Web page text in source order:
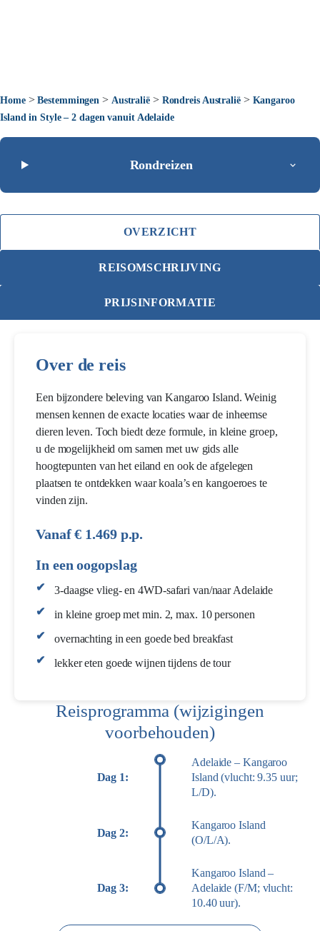
Home>Bestemmingen > Australië> Rondreis Australië> Kangaroo
Island in Style – 2 dagen vanuit Adelaide
Rondreizen
OVERZICHT
REISOMSCHRIJVING
PRIJSINFORMATIE
Over de reis
Een bijzondere beleving van Kangaroo Island. Weinig
mensen kennen de exacte locaties waar de inheemse
dieren leven. Toch biedt deze formule, in kleine groep,
u de mogelijkheid om samen met uw gids alle
hoogtepunten van het eiland en ook de afgelegen
plaatsen te ontdekken waar koala’s en kangoeroes te
vinden zijn.
Vanaf € 1.469 p.p.
In een oogopslag
3-daagse vlieg- en 4WD-safari van/naar Adelaide
in kleine groep met min. 2, max. 10 personen
overnachting in een goede bed breakfast
lekker eten goede wijnen tijdens de tour
Reisprogramma (wijzigingen
voorbehouden)
Dag 1:
Adelaide – Kangaroo
Island (vlucht: 9.35 uur;
L/D).
Dag 2:
Kangaroo Island
(O/L/A).
Dag 3:
Kangaroo Island –
Adelaide (F/M; vlucht:
10.40 uur).